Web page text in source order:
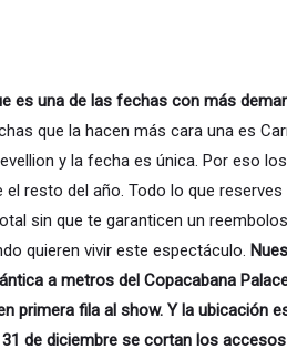
es una de las fechas con más
que la hacen más cara una es
y la fecha es única. Por eso
resto del año. Todo lo que
sin que te garanticen un
quieren vivir este espectáculo.
a metros del Copacabana
primera fila al show. Y la ubicación
de diciembre se cortan los